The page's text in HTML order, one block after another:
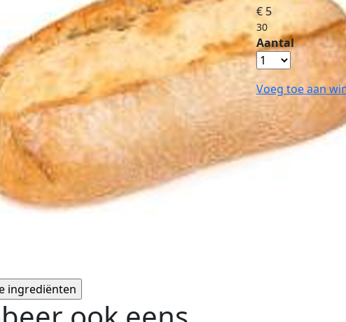
€ 5
30
Aantal
Voeg toe aan